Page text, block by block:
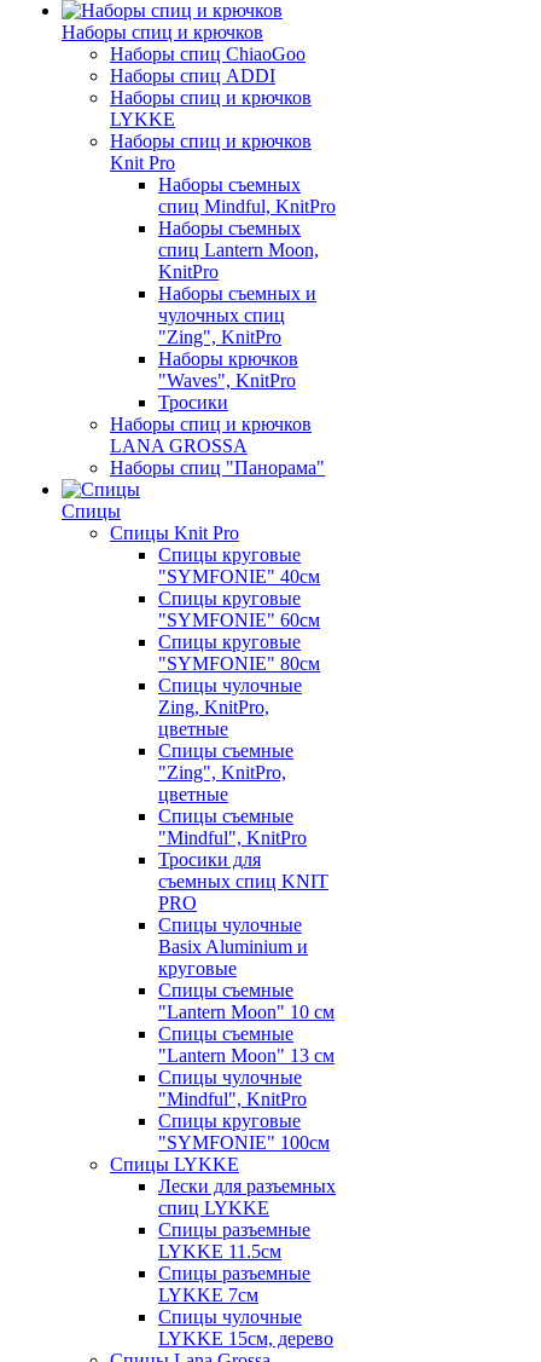
Наборы спиц и крючков
Наборы спиц ChiaoGoo
Наборы спиц ADDI
Наборы спиц и крючков
LYKKE
Наборы спиц и крючков
Knit Pro
Наборы съемных
спиц Mindful, KnitPro
Наборы съемных
спиц Lantern Moon,
KnitPro
Наборы съемных и
чулочных спиц
"Zing", KnitPro
Наборы крючков
"Waves", KnitPro
Тросики
Наборы спиц и крючков
LANA GROSSA
Наборы спиц "Панорама"
Спицы
Спицы Knit Pro
Спицы круговые
"SYMFONIE" 40см
Спицы круговые
"SYMFONIE" 60см
Спицы круговые
"SYMFONIE" 80см
Спицы чулочные
Zing, KnitPro,
цветные
Спицы съемные
"Zing", KnitPro,
цветные
Спицы съемные
"Mindful", KnitPro
Тросики для
съемных спиц KNIT
PRO
Спицы чулочные
Basix Aluminium и
круговые
Спицы съемные
"Lantern Moon" 10 см
Спицы съемные
"Lantern Moon" 13 см
Спицы чулочные
"Mindful", KnitPro
Спицы круговые
"SYMFONIE" 100см
Спицы LYKKE
Лески для разъемных
спиц LYKKE
Спицы разъемные
LYKKE 11.5см
Спицы разъемные
LYKKE 7см
Спицы чулочные
LYKKE 15см, дерево